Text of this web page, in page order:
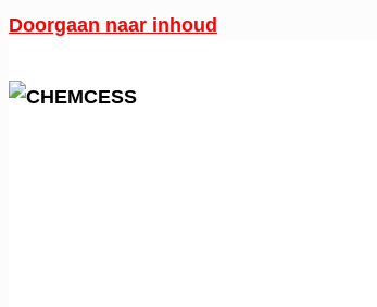
Doorgaan naar inhoud